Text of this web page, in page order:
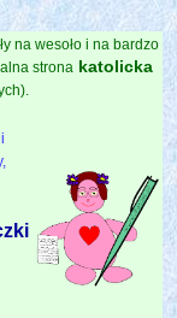
na wesoło i na bardzo
strona katolicka